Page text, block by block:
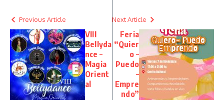
Previous Article
VIII
Bellyda
nce –
Magia
Orient
al
Next Article
Feria
“Quier
o –
Puedo
–
Empre
ndo”